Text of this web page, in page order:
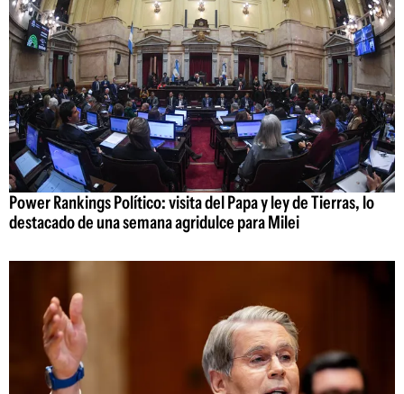
Power Rankings Político: visita del Papa y ley de Tierras, lo
destacado de una semana agridulce para Milei